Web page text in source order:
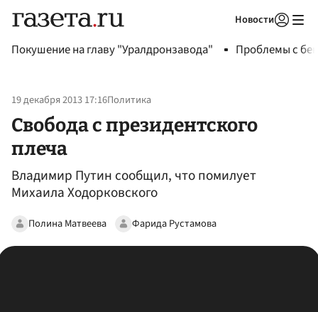
Новости
Покушение на главу "Уралдронзавода" Проблемы с
19 декабря 2013 17:16Политика
Свобода с президентского
плеча
Владимир Путин сообщил, что помилует
Михаила Ходорковского
Полина Матвеева Фарида Рустамова